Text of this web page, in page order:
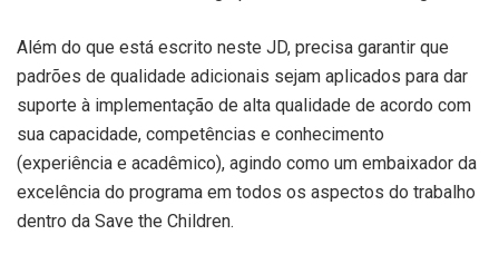
Além do que está escrito neste JD, precisa garantir que
padrões de qualidade adicionais sejam aplicados para dar
suporte à implementação de alta qualidade de acordo com
sua capacidade, competências e conhecimento
(experiência e acadêmico), agindo como um embaixador da
excelência do programa em todos os aspectos do trabalho
dentro da Save the Children.